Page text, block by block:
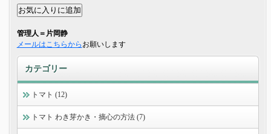
管理人＝片岡静
メールはこちらから お願いします
カテゴリー
トマト (12)
トマト わき芽かき・摘心の方法 (7)